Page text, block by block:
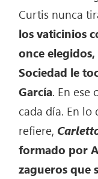
Curtis nunca
los vaticinios
once
Sociedad le
García. En ese
cada día. En lo
refiere,
formado por
zagueros que